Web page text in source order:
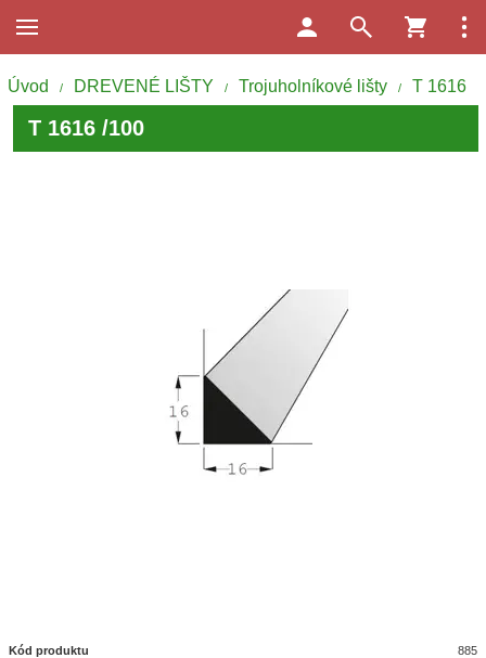
Úvod / DREVENÉ LIŠTY / Trojuholníkové lišty / T 1616
T 1616 /100
Kód produktu
885